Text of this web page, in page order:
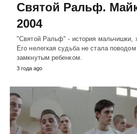
Святой Ральф.
2004
"Святой Ральф" - история мальчишки,
Его нелегкая судьба не стала
замкнутым ребенком.
3 года ago